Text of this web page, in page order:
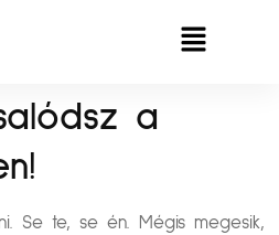
a
Se te, se én. Mégis megesik,